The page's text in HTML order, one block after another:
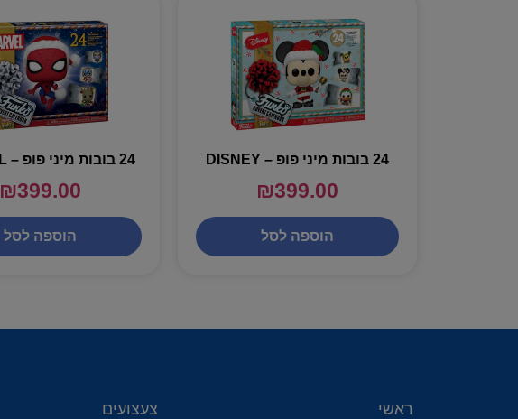
24 בובות מיני פופ – DISNEY
₪399.00
הוספה לסל
24 בובות מיני פופ – MARVEL
₪399.00
הוספה לסל
ראשי צעצועים